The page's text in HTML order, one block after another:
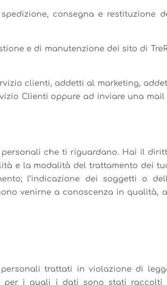
consegna e restituzione
e di manutenzione dei sito di
clienti, addetti al marketing,
Clienti oppure ad inviare una mail
che ti riguardano. Hai il
e la modalità del trattamento dei
l’indicazione dei soggetti o
venirne a conoscenza in qualità,
trattati in violazione di
per i quali i dati sono stati raccolti